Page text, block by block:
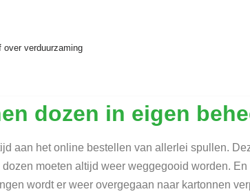
over verduurzaming
dozen in eigen
aan het online bestellen van allerlei spullen.
moeten altijd weer weggegooid worden. En
wordt er weer overgegaan naar kartonnen